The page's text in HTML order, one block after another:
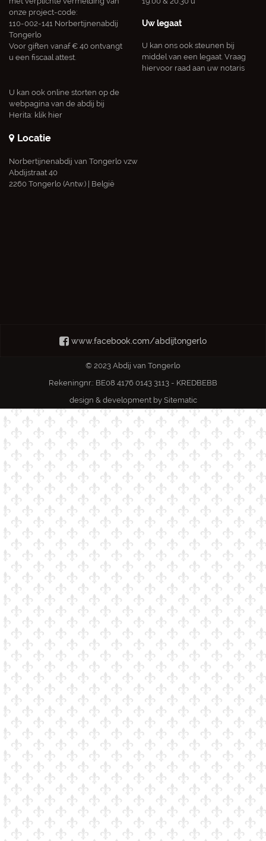
onze project-code:
110-002-141 Norbertijnenabdij
Tongerlo
Voor giften vanaf € 40 ontvangt
u een fiscaal attest.
U kan ook online storten op de
webpagina van de abdij bij
Herita: klik hier
Uw legaat
U kan ons ook steunen bij
middel van een legaat. Vraag
hiervoor raad aan uw notaris
Locatie
Norbertijnenabdij van Tongerlo vzw
Abdijstraat 40
2260 Tongerlo (Antw.) | België
www.facebook.com/abdijtongerlo
© 2023 Abdij van Tongerlo
Rekeningnr.: BE08 4176 0143 3113 - KREDBEBB
design & development by Sitematic